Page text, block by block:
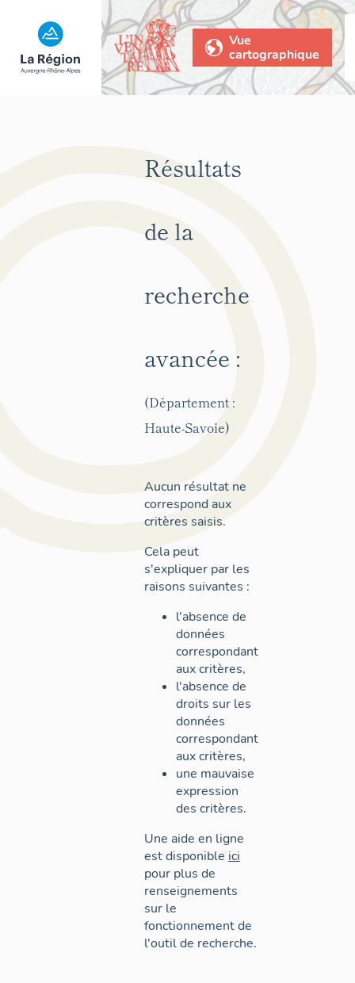
Vue
cartographique
Résultats
de la
recherche
avancée :
(Département :
Haute-Savoie)
Aucun résultat ne
correspond aux
critères saisis.
Cela peut
s'expliquer par les
raisons suivantes :
l'absence de
données
correspondant
aux critères,
l'absence de
droits sur les
données
correspondant
aux critères,
une mauvaise
expression
des critères.
Une aide en ligne
est disponible ici
pour plus de
renseignements
sur le
fonctionnement de
l'outil de recherche.